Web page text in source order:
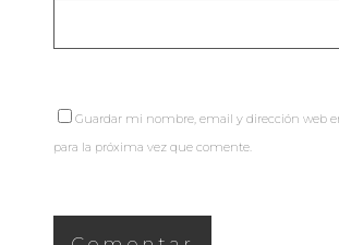
Guardar mi nombre, email y dirección web
para la próxima vez que comente.